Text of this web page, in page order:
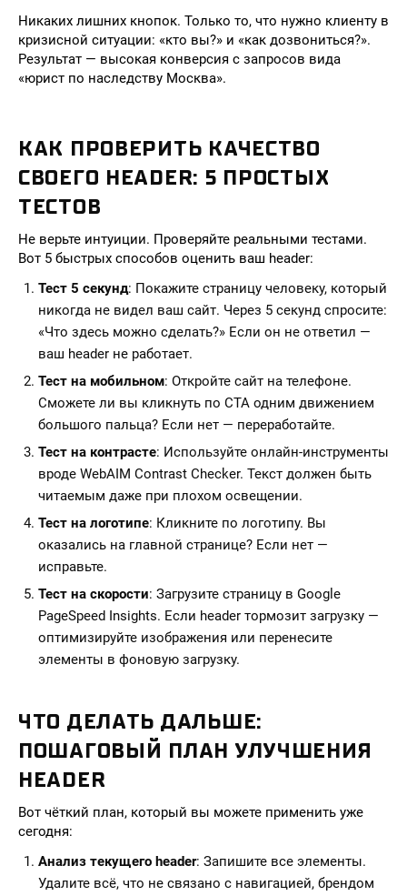
Никаких лишних кнопок. Только то, что нужно клиенту в
кризисной ситуации: «кто вы?» и «как дозвониться?».
Результат — высокая конверсия с запросов вида
«юрист по наследству Москва».
КАК ПРОВЕРИТЬ КАЧЕСТВО
СВОЕГО HEADER: 5 ПРОСТЫХ
ТЕСТОВ
Не верьте интуиции. Проверяйте реальными тестами.
Вот 5 быстрых способов оценить ваш header:
Тест 5 секунд: Покажите страницу человеку, который
никогда не видел ваш сайт. Через 5 секунд спросите:
«Что здесь можно сделать?» Если он не ответил —
ваш header не работает.
Тест на мобильном: Откройте сайт на телефоне.
Сможете ли вы кликнуть по CTA одним движением
большого пальца? Если нет — переработайте.
Тест на контрасте: Используйте онлайн-инструменты
вроде WebAIM Contrast Checker. Текст должен быть
читаемым даже при плохом освещении.
Тест на логотипе: Кликните по логотипу. Вы
оказались на главной странице? Если нет —
исправьте.
Тест на скорости: Загрузите страницу в Google
PageSpeed Insights. Если header тормозит загрузку —
оптимизируйте изображения или перенесите
элементы в фоновую загрузку.
ЧТО ДЕЛАТЬ ДАЛЬШЕ:
ПОШАГОВЫЙ ПЛАН УЛУЧШЕНИЯ
HEADER
Вот чёткий план, который вы можете применить уже
сегодня:
Анализ текущего header: Запишите все элементы.
Удалите всё, что не связано с навигацией, брендом